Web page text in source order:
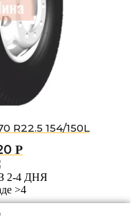
R22.5 154/150L
Р
2-4 ДНЯ
>4